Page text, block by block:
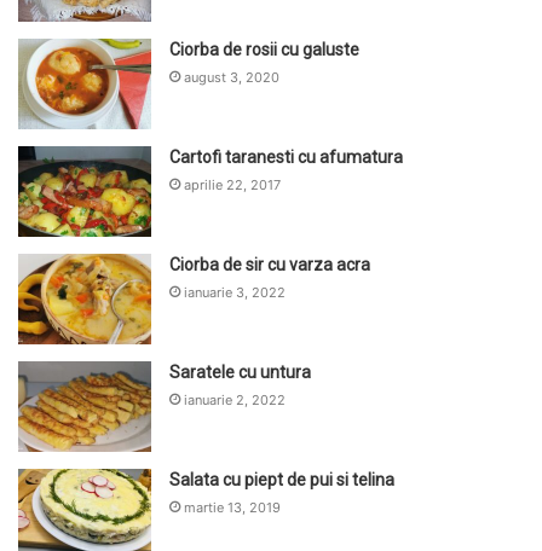
Ciorba de rosii cu galuste
august 3, 2020
Cartofi taranesti cu afumatura
aprilie 22, 2017
Ciorba de sir cu varza acra
ianuarie 3, 2022
Saratele cu untura
ianuarie 2, 2022
Salata cu piept de pui si telina
martie 13, 2019